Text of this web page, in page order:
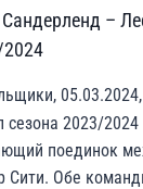
–
2023/2024
поединок
Сити. Обе